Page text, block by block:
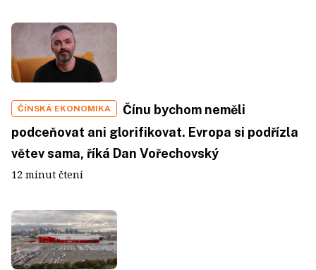
ČÍNSKÁ EKONOMIKA
Čínu bychom neměli
podceňovat ani glorifikovat. Evropa si podřízla
větev sama, říká Dan Vořechovský
12 minut čtení